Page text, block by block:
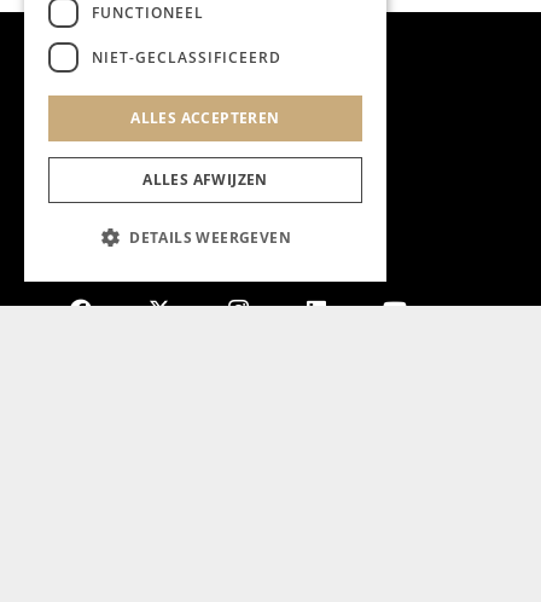
FUNCTIONEEL
NIET-GECLASSIFICEERD
ALLES ACCEPTEREN
ALLES AFWIJZEN
DETAILS WEERGEVEN